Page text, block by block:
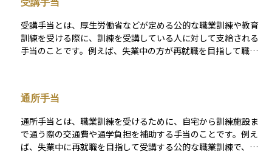
受講手当とは、厚生労働省などが定める公的な職業訓練や教育
訓練を受ける際に、訓練を受講している人に対して支給される
手当のことです。例えば、失業中の方が再就職を目指して職業
す。具体的には、訓練を実施した日ごとに一定額を支給し、支
給日数や金額に上限が設けられていることが多いため、申請条
件や出席率を確認することが大切です。投資や資産運用におい
ては直接の運用商品ではありませんが、キャリア形成や収入ポ
テンシャルを高めるための「学びの時間を支える制度」とし
通所手当
通所手当とは、職業訓練を受けるために、自宅から訓練施設ま
で通う際の交通費や通学負担を補助する手当のことです。例え
ば、失業中に再就職を目指して受講する公的な職業訓練で、電